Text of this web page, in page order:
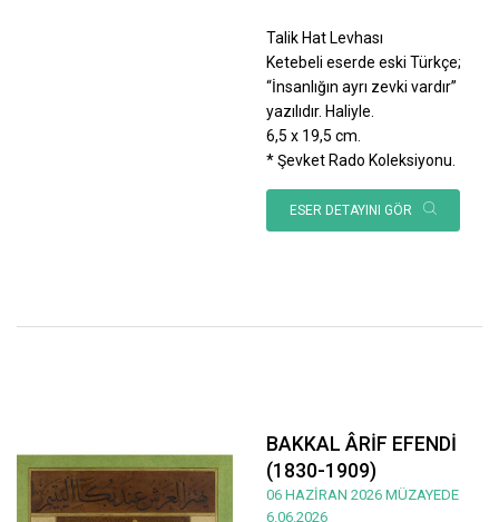
Talik Hat Levhası
Ketebeli eserde eski Türkçe;
“İnsanlığın ayrı zevki vardır”
yazılıdır. Haliyle.
6,5 x 19,5 cm.
* Şevket Rado Koleksiyonu.
ESER DETAYINI GÖR
BAKKAL ÂRİF EFENDİ
(1830-1909)
06 HAZİRAN 2026 MÜZAYEDE
6.06.2026